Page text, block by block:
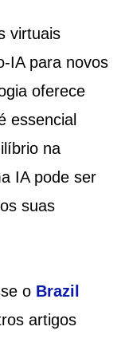
virtuais
IA para novos
oferece
essencial
na
IA pode ser
suas
o Brazil
artigos